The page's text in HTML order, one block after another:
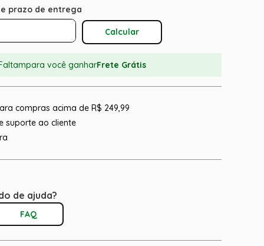
Calcular O Frete
para você ganharFrete Grátis
compras acima de R$ 249,99
suporte ao cliente
de ajuda?
FAQ